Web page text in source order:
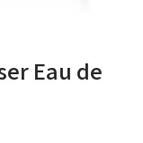
Eau de